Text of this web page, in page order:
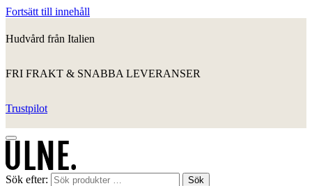
Fortsätt till innehåll
Hudvård från Italien
FRI FRAKT & SNABBA LEVERANSER
Trustpilot
Sök efter: Sök